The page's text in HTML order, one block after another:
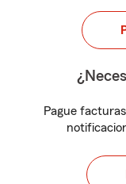
Pague